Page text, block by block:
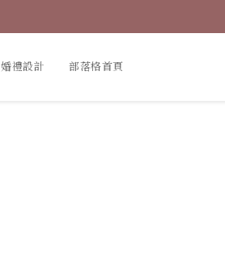
婚禮設計 部落格首頁